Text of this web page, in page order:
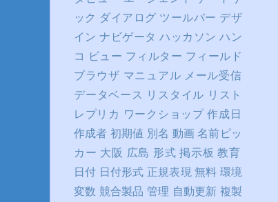
ック ダイアログ ツールバー デザ
イン ナビゲータ ハッカソン ハン
コ
ビュー フィルター フィールド
ブラウザ マニュアル メール受信
データベース
リスタイル リスト
レプリカ ワークショップ 作成日
作成者 初期値 別名 動画 名前ピッ
カー 大阪 広島 形式 掲示板 教育
日付 日付形式 正規表現 無料 環境
変数 競合製品 管理 自動更新 複製